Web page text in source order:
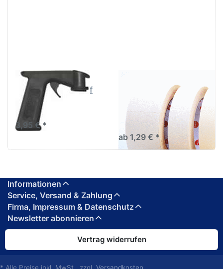
SPRAYMAX
SprayMax Handgriff
3,95 € *
Abklebeband hell bis
ab 1,29 € *
Informationen
Service, Versand & Zahlung
Firma, Impressum & Datenschutz
Newsletter abonnieren
Vertrag widerrufen
* Alle Preise inkl. MwSt., zzgl. Versandkosten